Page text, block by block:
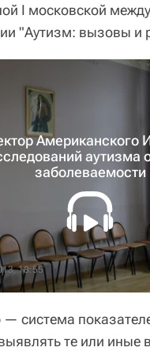
I московской
"Аутизм: вызовы и
Американского
аутизма
заболеваемости
18:55
система
те или иные